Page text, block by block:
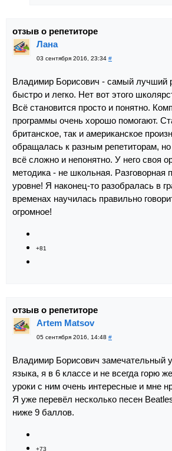
отзыв о репетиторе
Лана
03 сентября 2016, 23:34 #
Владимир Борисович - самый лучший
быстро и легко. Нет вот этого
Всё становится просто и понятно.
программы очень хорошо помогают.
британское, так и американское
обращалась к разным репетиторам,
всё сложно и непонятно. У него своя
методика - не школьная. Разговорная
уровне! Я наконец-то разобралась в
временах научилась правильно
огромное!
+81
отзыв о репетиторе
Artem Matsov
05 сентября 2016, 14:48 #
Владимир Борисович замечательный
языка, я в 6 классе и не всегда горю
уроки с ним очень интересные и мне
Я уже перевёл несколько песен
ниже 9 баллов.
+73